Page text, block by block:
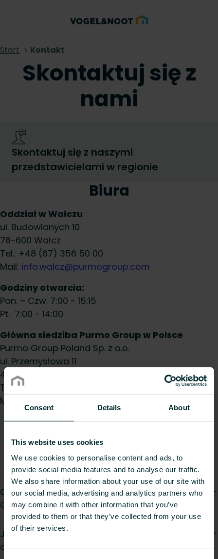
Consent Details About
This website uses cookies
We use cookies to personalise content and ads, to
provide social media features and to analyse our traffic.
We also share information about your use of our site with
our social media, advertising and analytics partners who
may combine it with other information that you’ve
provided to them or that they’ve collected from your use
of their services.
Start Kontakt
Skontaktuj się z
nami
Skontaktuj się z naszymi
przedstawicielami w regionie
Biura
Oddział w Wałczu
ul. Budowlanych 10
78-600 Wałcz
Tel.: +48 (67) 356 50 00
Mail: info.walcz@purmogroup.com
Godziny otwarcia:
Pon. – Czw. 7:00 - 15:15
Pt. 7:00 - 14:00
Główna siedziba Purmo Group w Polsce
Purmo Group Poland Sp. z o.o.
ul. Przemysłowa 11
44-203 Rybnik
Tel: 32 422 88 15
Mail:
Najczęściej zadawane
pytania
Gdzie znajduje się siedziba główna Purmo
Group?
Jak mogę skontaktować się z odpowiednią
osobą w firmie?